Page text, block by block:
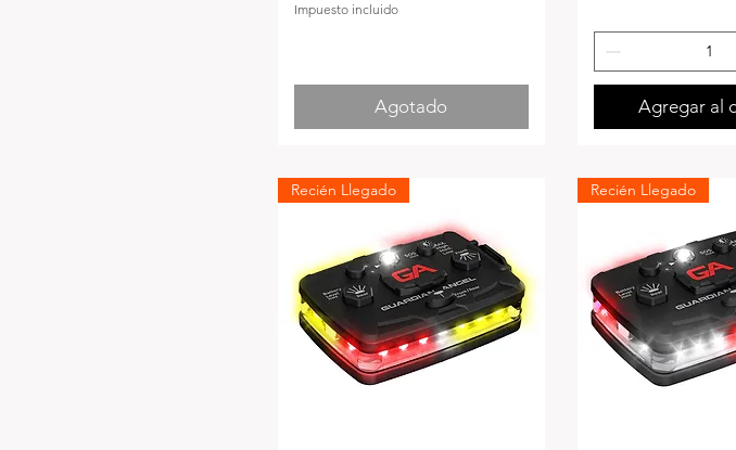
Impuesto incluido
Agotado Agregar al
Recién Llegado Recién Llegado